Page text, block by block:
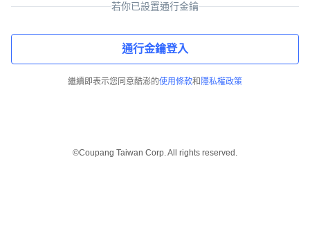
若你已設置通行金鑰
通行金鑰登入
繼續即表示您同意酷澎的使用條款和 隱私權政策
©Coupang Taiwan Corp. All rights reserved.